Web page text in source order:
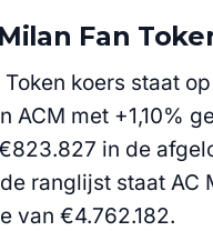
Fan
Token koers staat
ACM met +1,10%
in de
ranglijst staat AC
van €4.762.182.